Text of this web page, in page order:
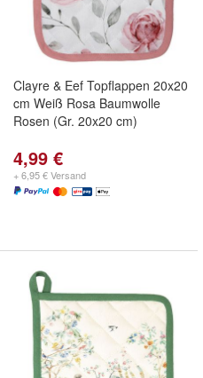
Clayre & Eef Topflappen 20x20
cm Weiß Rosa Baumwolle
Rosen (Gr. 20x20 cm)
4,99 €
+ 6,95 € Versand